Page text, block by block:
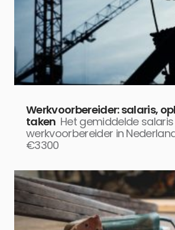
Werkvoorbereider: salaris,
taken Het gemiddelde
werkvoorbereider in
€3300